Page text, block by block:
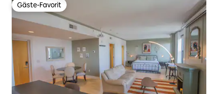
Gäste-Favorit
Gäste-Favorit